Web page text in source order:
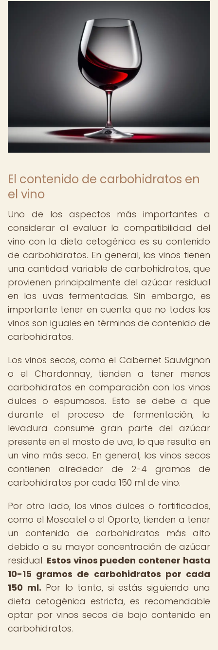
El contenido de carbohidratos en
el vino
Uno de los aspectos más importantes a
considerar al evaluar la compatibilidad del
vino con la dieta cetogénica es su contenido
de carbohidratos. En general, los vinos tienen
una cantidad variable de carbohidratos, que
provienen principalmente del azúcar residual
en las uvas fermentadas. Sin embargo, es
importante tener en cuenta que no todos los
vinos son iguales en términos de contenido de
carbohidratos.
Los vinos secos, como el Cabernet Sauvignon
o el Chardonnay, tienden a tener menos
carbohidratos en comparación con los vinos
dulces o espumosos. Esto se debe a que
durante el proceso de fermentación, la
levadura consume gran parte del azúcar
presente en el mosto de uva, lo que resulta en
un vino más seco. En general, los vinos secos
contienen alrededor de 2-4 gramos de
carbohidratos por cada 150 ml de vino.
Por otro lado, los vinos dulces o fortificados,
como el Moscatel o el Oporto, tienden a tener
un contenido de carbohidratos más alto
debido a su mayor concentración de azúcar
residual. Estos vinos pueden contener hasta
10-15 gramos de carbohidratos por cada
150 ml. Por lo tanto, si estás siguiendo una
dieta cetogénica estricta, es recomendable
optar por vinos secos de bajo contenido en
carbohidratos.